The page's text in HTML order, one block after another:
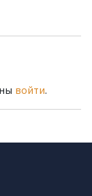
войти.